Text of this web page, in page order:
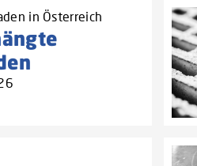
in Österreich